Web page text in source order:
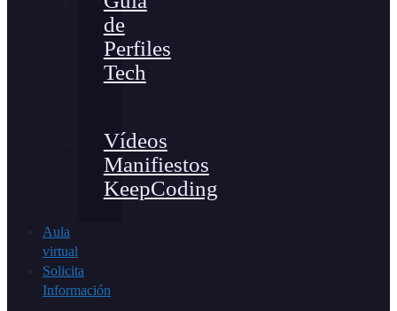
de
Perfiles
Tech
Vídeos
Manifiestos
KeepCoding
Aula
virtual
Solicita
Información